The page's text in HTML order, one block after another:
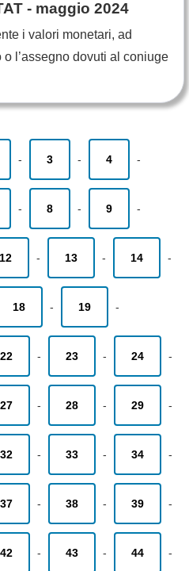
- maggio 2024
i valori monetari, ad
l’assegno dovuti al coniuge
- 3 - 4 -
- 8 - 9 -
12 - 13 - 14 -
18 - 19 -
22 - 23 - 24 -
27 - 28 - 29 -
32 - 33 - 34 -
37 - 38 - 39 -
42 - 43 - 44 -